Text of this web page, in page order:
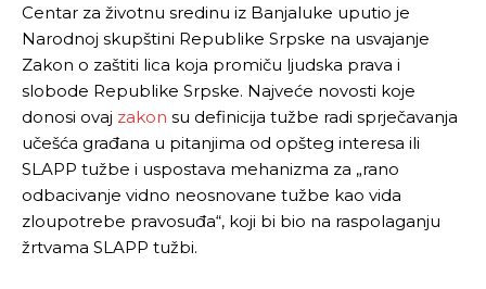
Centar za životnu sredinu iz Banjaluke uputio je
Narodnoj skupštini Republike Srpske na usvajanje
Zakon o zaštiti lica koja promiču ljudska prava i
slobode Republike Srpske. Najveće novosti koje
donosi ovaj zakon su definicija tužbe radi sprječavanja
učešća građana u pitanjima od opšteg interesa ili
SLAPP tužbe i uspostava mehanizma za „rano
odbacivanje vidno neosnovane tužbe kao vida
zloupotrebe pravosuđa“, koji bi bio na raspolaganju
žrtvama SLAPP tužbi.